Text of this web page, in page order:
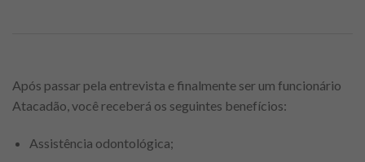
Após passar pela entrevista e finalmente ser um funcionário
Atacadão, você receberá os seguintes benefícios:
Assistência odontológica;